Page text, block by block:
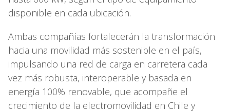
disponible en cada ubicación.
Ambas compañías fortalecerán la transformación
hacia una movilidad más sostenible en el país,
impulsando una red de carga en carretera cada
vez más robusta, interoperable y basada en
energía 100% renovable, que acompañe el
crecimiento de la electromovilidad en Chile y